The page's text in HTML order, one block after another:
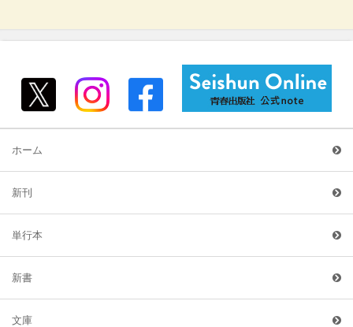
ホーム
新刊
単行本
新書
文庫